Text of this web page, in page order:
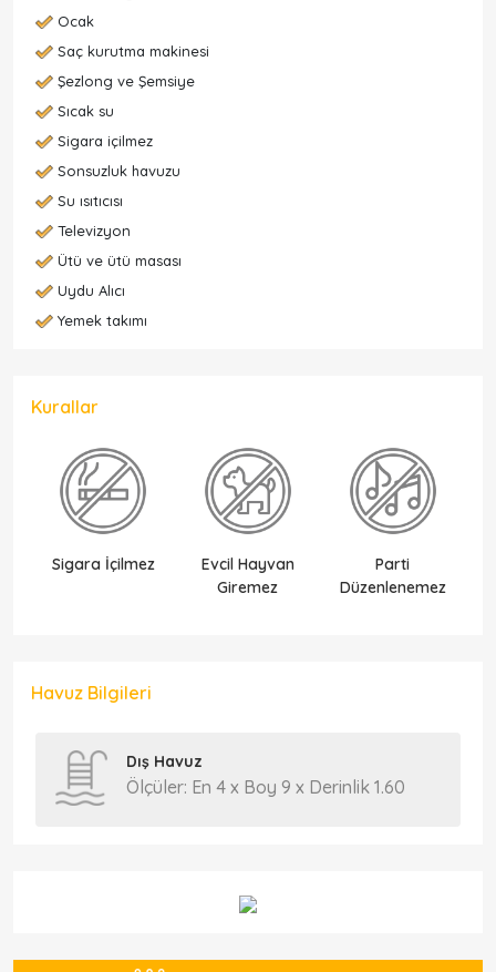
Ocak
Saç kurutma makinesi
Şezlong ve Şemsiye
Sıcak su
Sigara içilmez
Sonsuzluk havuzu
Su ısıtıcısı
Televizyon
Ütü ve ütü masası
Uydu Alıcı
Yemek takımı
Kurallar
Sigara İçilmez
Evcil Hayvan
Giremez
Parti
Düzenlenemez
Havuz Bilgileri
Dış Havuz
Ölçüler: En 4 x Boy 9 x Derinlik 1.60